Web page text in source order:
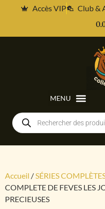
Accès VIP Club &
Accueil /SÉRIES
COMPLETE DE FEVES LES
PRECIEUSES